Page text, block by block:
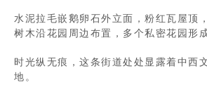
水泥拉毛嵌鹅卵石外立面，粉红瓦屋顶
树木沿花园周边布置，多个私密花园形
时光纵无痕，这条街道处处显露着中西
地。